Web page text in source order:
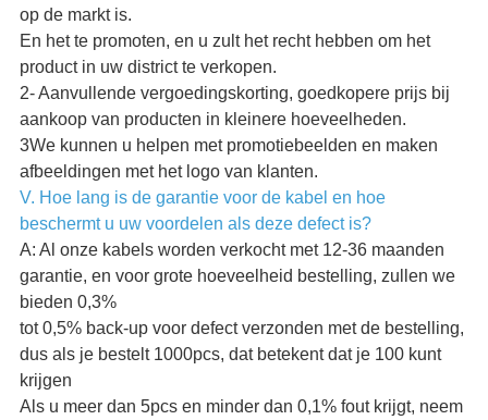
op de markt is.
En het te promoten, en u zult het recht hebben om het
product in uw district te verkopen.
2- Aanvullende vergoedingskorting, goedkopere prijs bij
aankoop van producten in kleinere hoeveelheden.
3We kunnen u helpen met promotiebeelden en maken
afbeeldingen met het logo van klanten.
V. Hoe lang is de garantie voor de kabel en hoe
beschermt u uw voordelen als deze defect is?
A: Al onze kabels worden verkocht met 12-36 maanden
garantie, en voor grote hoeveelheid bestelling, zullen we
bieden 0,3%
tot 0,5% back-up voor defect verzonden met de bestelling,
dus als je bestelt 1000pcs, dat betekent dat je 100 kunt
krijgen
Als u meer dan 5pcs en minder dan 0,1% fout krijgt, neem